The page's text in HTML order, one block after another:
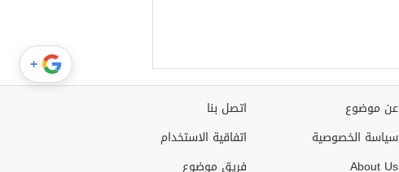
اتصل بنا
اتفاقية الاستخدام
فريق موضوع
عن موضوع
سياسة الخصوصية
About Us
+